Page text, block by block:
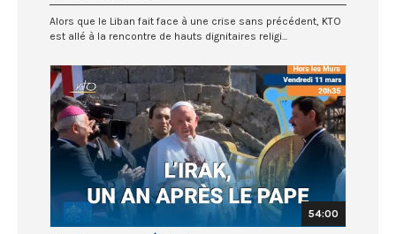
Alors que le Liban fait face à une crise sans précédent, KTO
est allé à la rencontre de hauts dignitaires religi...
54:00